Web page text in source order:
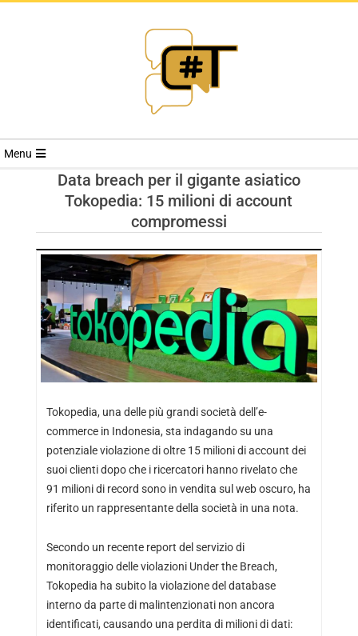
RIVISTA
TRENDS
Menu
Data breach per il gigante asiatico
Tokopedia: 15 milioni di account
compromessi
Tokopedia, una delle più grandi società dell’e-
commerce in Indonesia, sta indagando su una
potenziale violazione di oltre 15 milioni di account dei
suoi clienti dopo che i ricercatori hanno rivelato che
91 milioni di record sono in vendita sul web oscuro, ha
riferito un rappresentante della società in una nota.
Secondo un recente report del servizio di
monitoraggio delle violazioni Under the Breach,
Tokopedia ha subito la violazione del database
interno da parte di malintenzionati non ancora
identificati, causando una perdita di milioni di dati: